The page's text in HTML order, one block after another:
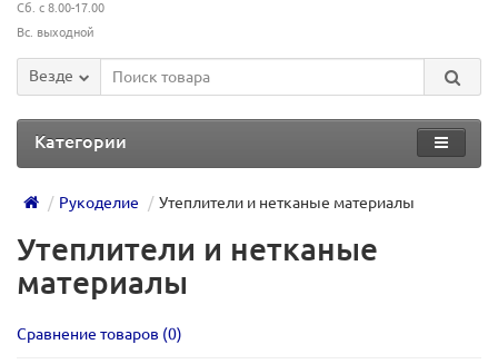
Сб. с 8.00-17.00
Вс. выходной
Везде
Категории
Рукоделие Утеплители и нетканые материалы
Утеплители и нетканые
материалы
Сравнение товаров (0)